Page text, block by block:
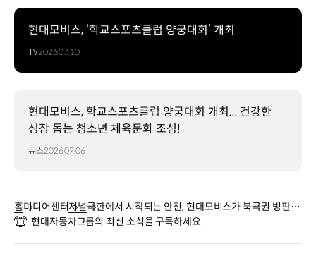
현대모비스, ‘학교스포츠클럽 양궁대회’ 개최
TV2026.07.10
현대모비스, 학교스포츠클럽 양궁대회 개최... 건강한
성장 돕는 청소년 체육문화 조성!
뉴스2026.07.06
홈미디어센터저널극한에서 시작되는 안전, 현대모비스가 북극권 빙판에
서 증명한 ‘확신의 의미’
현대자동차그룹의 최신 소식을 구독하세요